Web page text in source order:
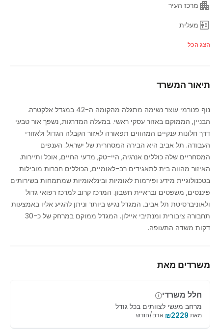
מרכז העיר
מעלית
אזור לאונג'
חדרי ישיבות
חניה
שירות כריכים
חניה תת קרקעית מאובטחת
הצג הכל
תיאור המשרד
נוף פנורמי עוצר נשימה מתגלה מהקומה ה-42 במגדל אלקטרה.
הבניין, הממוקם באזור עסקי ראשי. במעלה המדרגות, נשפך אור טבעי
דרך חלונות ענקיים המהווים תפאורה לאזור הקבלה הגדול ולאזורי
העבודה. תל אביב היא הבירה המסחרית של ישראל. הענפים
המסחריים שלה כוללים אנרגיה, היי-טק, מדעי החיים, אוכל ותיירות.
האיזור מהווה בית לתאגידים רב-לאומיים, הכוללים חברות מובילות
בטכנולוגיית מידע ופירמות לאומיות ובינלאומיות שמתמחות בשירותים
פיננסים, משפטים ובראיית חשבון. המרכז קרוב למרכז רפואי גדול
ולאוניברסיטת תל אביב. המגדל נגיש ביותר וניתן להגיע אליו באמצעות
תחבורה ציבורית ומנתיבי איילון. המגדל ממוקם במרחק של כ-30
דקות משדה התעופה.
משרדים מאת
חלל משרדי
מרחב מעשי לצוותים בכל גודל
מאת ₪2229 אדם/חודש